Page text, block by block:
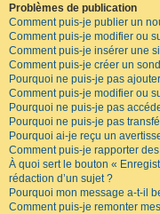
Problèmes de publication
Comment puis-je publier un
Comment puis-je modifier ou
Comment puis-je insérer une
Comment puis-je créer un
Pourquoi ne puis-je pas
Comment puis-je modifier ou
Pourquoi ne puis-je pas
Pourquoi ne puis-je pas
Pourquoi ai-je reçu un
Comment puis-je rapporter
À quoi sert le bouton «
rédaction d’un sujet ?
Pourquoi mon message a-t-il
Comment puis-je remonter